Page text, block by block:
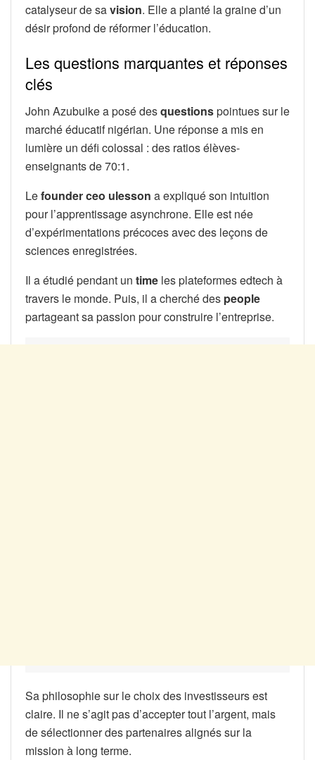
catalyseur de savision. Elle a planté la graine d’un
désir profond de réformer l’éducation.
Les questions marquantes et réponses
clés
John Azubuike a posé desquestionspointues sur le
marché éducatif nigérian. Une réponse a mis en
lumière un défi colossal : des ratios élèves-
enseignants de 70:1.
Lefounder ceo ulesson a expliqué son intuition
pour l’apprentissage asynchrone. Elle est née
d’expérimentations précoces avec des leçons de
sciences enregistrées.
Il a étudié pendant un time les plateformes edtech à
travers le monde. Puis, il a cherché des people
partageant sa passion pour construire l’entreprise.
Sa philosophie sur le choix des investisseurs est
claire. Il ne s’agit pas d’accepter tout l’argent, mais
de sélectionner des partenaires alignés sur la
mission à long terme.